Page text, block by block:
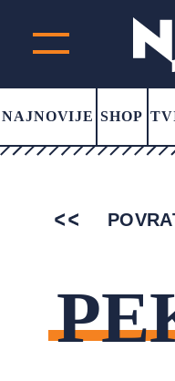
NAJNOVIJE SHOP